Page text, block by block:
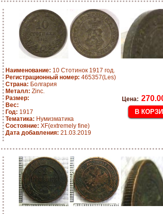
Наименование: 10 Стотинок 1917 год.
Регистрационный номер: 465357(Les)
Страна: Болгария
Металл: Zinc.
Размер:
Вес:
Год: 1917
Тематика: Нумизматика
Состояние: XF(extremely fine)
Дата добавления: 21.03.2019
Цена: